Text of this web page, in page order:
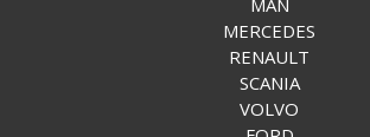
MERCEDES
RENAULT
SCANIA
VOLVO